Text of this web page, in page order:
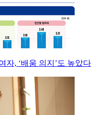
자, ‘배움 의지’도 높았다